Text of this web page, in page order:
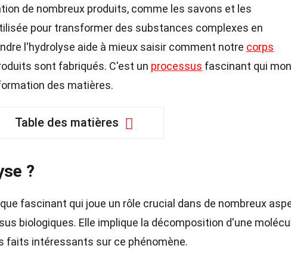
de nombreux produits, comme les savons et les
pour transformer des substances complexes en
l'hydrolyse aide à mieux saisir comment notre corps
sont fabriqués. C'est un processus fascinant qui
des matières.
Table des matières
?
fascinant qui joue un rôle crucial dans de nombreux
biologiques. Elle implique la décomposition d'une
faits intéressants sur ce phénomène.